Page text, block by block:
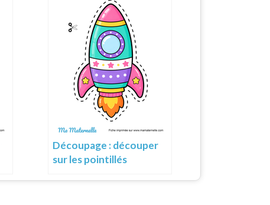
Découpage : découper
sur les pointillés